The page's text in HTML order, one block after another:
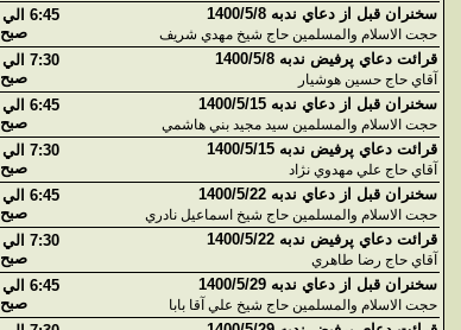
سخنران قبل از دعاي ندبه 1400/5/8
صبح
حجت الاسلام والمسلمين حاج شيخ مهدي شريف
قرائت دعاي پرفيض ندبه 1400/5/8
صبح
آقاي حاج حسين هوشيار
سخنران قبل از دعاي ندبه 1400/5/15
صبح
حجت الاسلام والمسلمين سيد مجيد بني هاشمي
قرائت دعاي پرفيض ندبه 1400/5/15
صبح
آقاي حاج علي مهدوي نژاد
سخنران قبل از دعاي ندبه 1400/5/22
صبح
حجت الاسلام والمسلمين حاج شيخ اسماعيل نادري
قرائت دعاي پرفيض ندبه 1400/5/22
صبح
آقاي حاج رضا طاهري
سخنران قبل از دعاي ندبه 1400/5/29
صبح
حجت الاسلام والمسلمين حاج شيخ علي آقا بابا